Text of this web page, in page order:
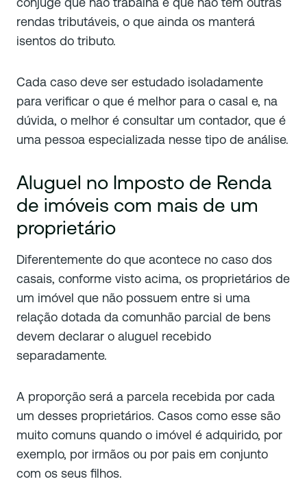
rendas tributáveis, o que ainda os manterá
isentos do tributo.
Cada caso deve ser estudado isoladamente
para verificar o que é melhor para o casal e, na
dúvida, o melhor é consultar um contador, que é
uma pessoa especializada nesse tipo de análise.
Aluguel no Imposto de Renda
de imóveis com mais de um
proprietário
Diferentemente do que acontece no caso dos
casais, conforme visto acima, os proprietários de
um imóvel que não possuem entre si uma
relação dotada da comunhão parcial de bens
devem declarar o aluguel recebido
separadamente.
A proporção será a parcela recebida por cada
um desses proprietários. Casos como esse são
muito comuns quando o imóvel é adquirido, por
exemplo, por irmãos ou por pais em conjunto
com os seus filhos.